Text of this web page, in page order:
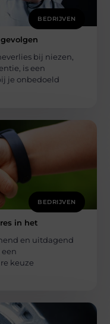
BEDRIJVEN
bij niezen,
is een
je onbedoeld
BEDRIJVEN
in het
en uitdagend
keuze